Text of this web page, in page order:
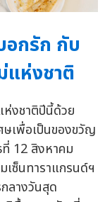
อกรัก กับ
แห่งชาติ
งชาติปีนี้ด้วย
เพื่อเป็นของขวัญ
12 สิงหาคม
ซ็นทาราแกรนด์ฯ
ลางวันสุด